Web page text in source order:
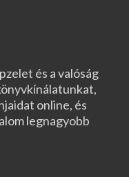
és a valóság
online, és
legnagyobb